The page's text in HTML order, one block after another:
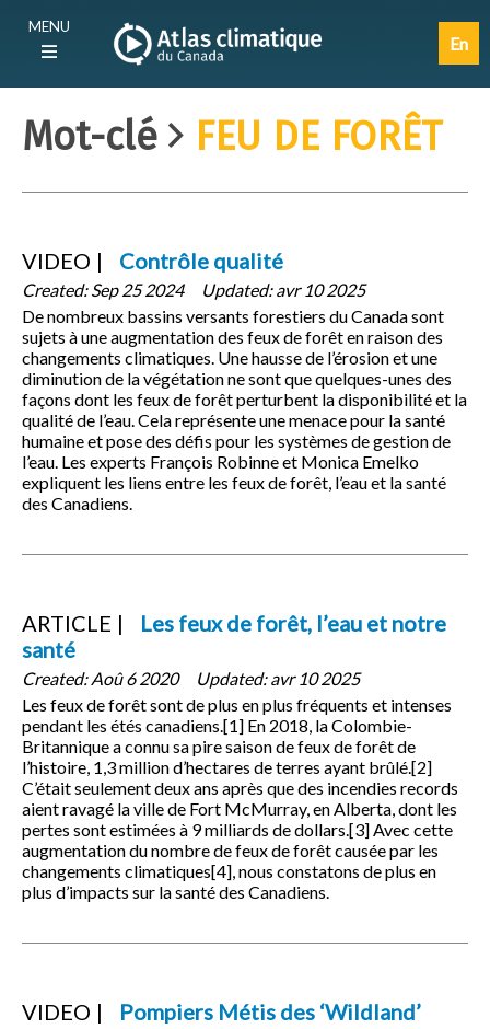
contenu
Main
navigation
MENU
En
Mot-clé FEU DE FORÊT
VIDEO Contrôle qualité
Created:Sep 25 2024 Updated:avr 10 2025
De nombreux bassins versants forestiers du Canada sont
sujets à une augmentation des feux de forêt en raison des
changements climatiques. Une hausse de l’érosion et une
diminution de la végétation ne sont que quelques-unes des
façons dont les feux de forêt perturbent la disponibilité et la
qualité de l’eau. Cela représente une menace pour la santé
humaine et pose des défis pour les systèmes de gestion de
l’eau. Les experts François Robinne et Monica Emelko
expliquent les liens entre les feux de forêt, l’eau et la santé
des Canadiens.
ARTICLE
Les feux de forêt, l’eau et notre
santé
Created:Aoû 6 2020 Updated:avr 10 2025
Les feux de forêt sont de plus en plus fréquents et intenses
pendant les étés canadiens.[1] En 2018, la Colombie-
Britannique a connu sa pire saison de feux de forêt de
l’histoire, 1,3 million d’hectares de terres ayant brûlé.[2]
C’était seulement deux ans après que des incendies records
aient ravagé la ville de Fort McMurray, en Alberta, dont les
pertes sont estimées à 9 milliards de dollars.[3] Avec cette
augmentation du nombre de feux de forêt causée par les
changements climatiques[4], nous constatons de plus en
plus d’impacts sur la santé des Canadiens.
VIDEO Pompiers Métis des ‘Wildland’